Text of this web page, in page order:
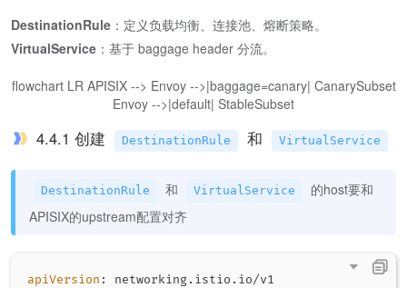
DestinationRule ：定义负载均衡、连接池、熔断策略。
VirtualService ：基于 baggage header 分流。
flowchart LR APISIX --> Envoy -->|baggage=canary| CanarySubset
Envoy -->|default| StableSubset
4.4.1 创建 DestinationRule 和 VirtualService
DestinationRule 和 VirtualService
的host要和
APISIX的upstream配置对齐
apiVersion :